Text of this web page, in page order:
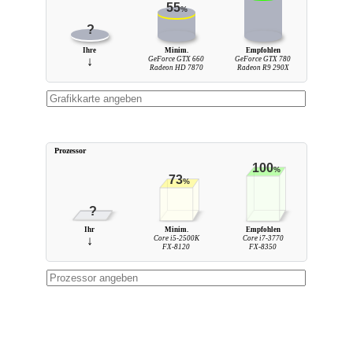
?
55%
Ihre
↓
Minim.
GeForce GTX 660
Radeon HD 7870
Empfohlen
GeForce GTX 780
Radeon R9 290X
?
73%
100%
Ihr
↓
Minim.
Core i5-2500K
FX-8120
Empfohlen
Core i7-3770
FX-8350
Prozessor